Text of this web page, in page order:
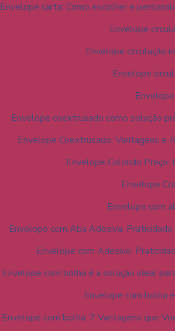
Envelope carta: Como escolher e
Envelope
Envelope circulação
Envelope
Envelope coextrusado como solução
Envelope Coextrusado: Vantagens e
Envelope Colorido
Envelope
Envelope com
Envelope com Aba Adesiva: Praticidade
Envelope com Adesivo:
Envelope com bolha é a solução ideal
Envelope com bolha
Envelope com bolha: 7 Vantagens que